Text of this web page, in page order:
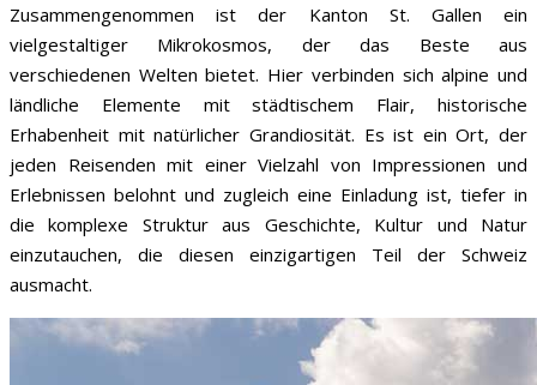
Zusammengenommen ist der Kanton St. Gallen ein
vielgestaltiger Mikrokosmos, der das Beste aus
verschiedenen Welten bietet. Hier verbinden sich alpine und
ländliche Elemente mit städtischem Flair, historische
Erhabenheit mit natürlicher Grandiosität. Es ist ein Ort, der
jeden Reisenden mit einer Vielzahl von Impressionen und
Erlebnissen belohnt und zugleich eine Einladung ist, tiefer in
die komplexe Struktur aus Geschichte, Kultur und Natur
einzutauchen, die diesen einzigartigen Teil der Schweiz
ausmacht.